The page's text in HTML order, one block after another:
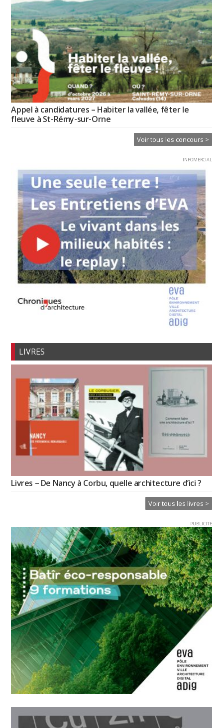
Appel à candidatures – Habiter la vallée, fêter le
fleuve à St-Rémy-sur-Orne
Voir tous les concours >
INFOMERCIAL
LIVRES
Livres – De Nancy à Corbu, quelle architecture d’ici ?
Voir tous les livres >
PUBLICITE